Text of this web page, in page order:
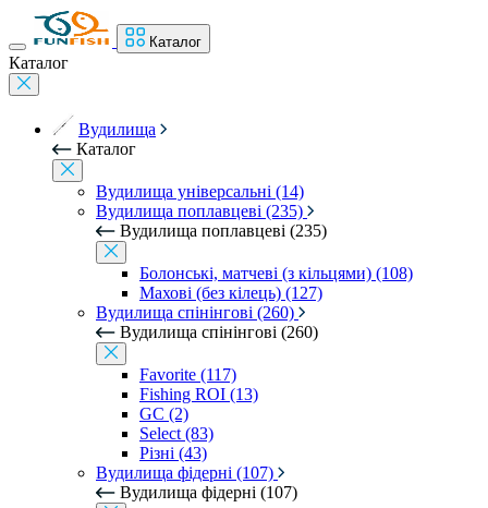
Каталог
Каталог
Вудилища
Каталог
Вудилища універсальні (14)
Вудилища поплавцеві (235)
Вудилища поплавцеві (235)
Болонські, матчеві (з кільцями) (108)
Махові (без кілець) (127)
Вудилища спінінгові (260)
Вудилища спінінгові (260)
Favorite (117)
Fishing ROI (13)
GC (2)
Select (83)
Різні (43)
Вудилища фідерні (107)
Вудилища фідерні (107)